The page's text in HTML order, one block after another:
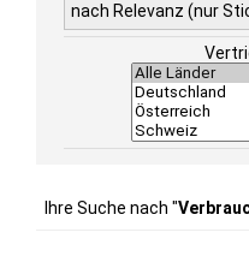
nach Relevanz (nur
Ihre Suche nach "